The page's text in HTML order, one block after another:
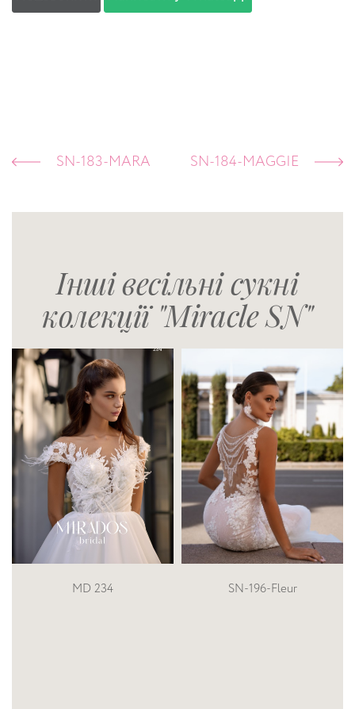
SN-183-MARA SN-184-MAGGIE
Інші весільні сукні
колекції "Miracle SN"
SN-196-Fleur SN-229-HALINOR